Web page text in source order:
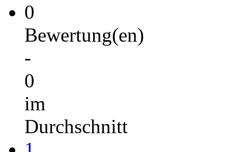
0
Bewertung(en)
-
0
im
Durchschnitt